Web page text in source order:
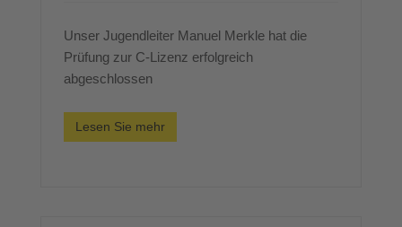
Unser Jugendleiter Manuel Merkle hat die
Prüfung zur C-Lizenz erfolgreich
abgeschlossen
Lesen Sie mehr